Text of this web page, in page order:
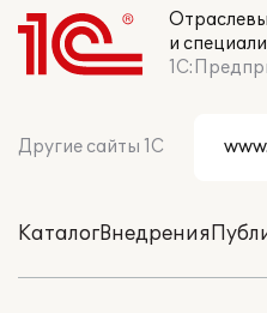
и
Другие сайты 1С
КаталогВнедрения